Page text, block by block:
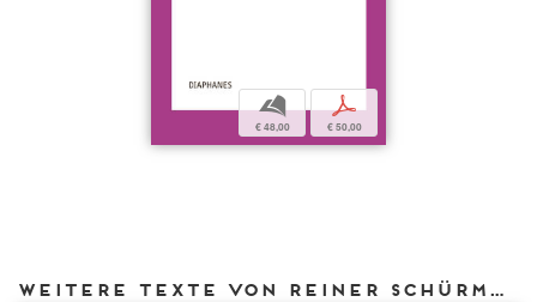
b
€ 48,00
p
€ 50,00
Weitere Texte von Reiner Schürmann bei DIAPHANES